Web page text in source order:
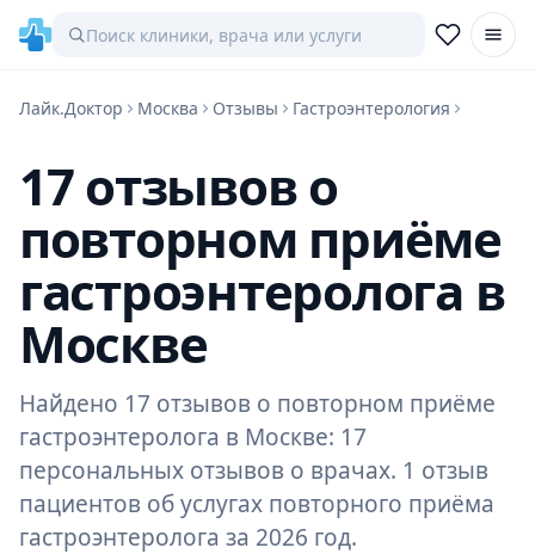
Лайк.Доктор Москва Отзывы Гастроэнтерология
17 отзывов о
повторном приёме
гастроэнтеролога в
Москве
Найдено 17 отзывов о повторном приёме
гастроэнтеролога в Москве: 17
персональных отзывов о врачах. 1 отзыв
пациентов об услугах повторного приёма
гастроэнтеролога за 2026 год.